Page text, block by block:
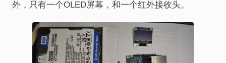
外，只有一个OLED屏幕，和一个红外接收头。